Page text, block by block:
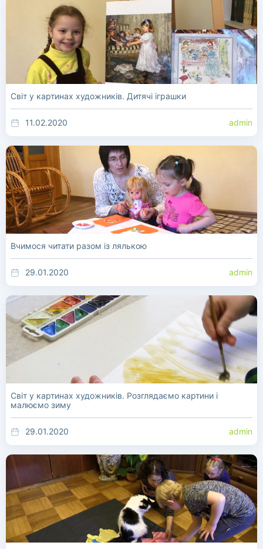
Світ у картинах художників. Дитячі іграшки
11.02.2020 admin
Вчимоcя читати разом із лялькою
29.01.2020 admin
Світ у картинах художників. Розглядаємо картини і
малюємо зиму
29.01.2020 admin